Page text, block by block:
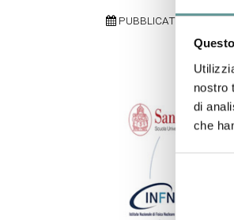
nostro
di
che
PUBBLICATO:22